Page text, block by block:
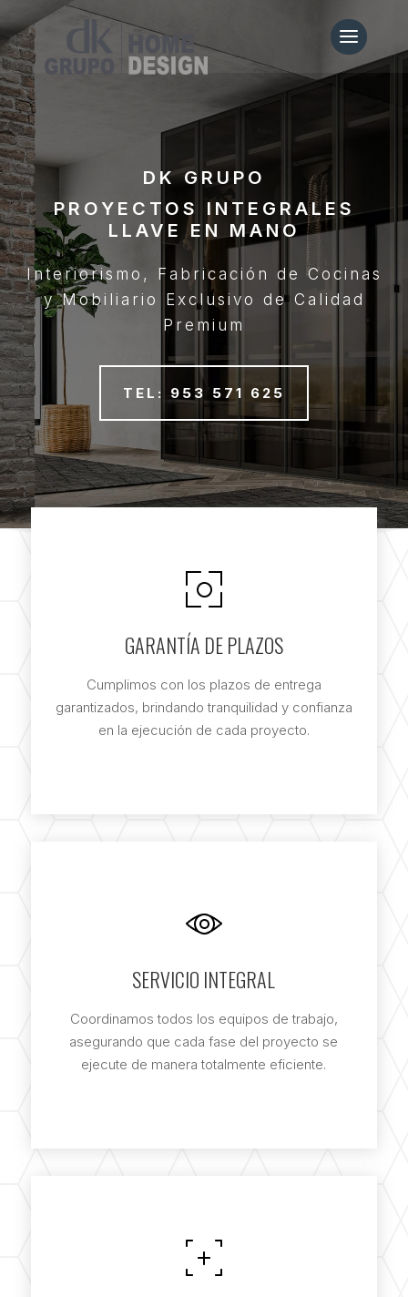
DK GRUPO
PROYECTOS INTEGRALES
LLAVE EN MANO
Interiorismo, Fabricación de Cocinas
y Mobiliario Exclusivo de Calidad
Premium
TEL: 953 571 625
GARANTÍA DE PLAZOS
Cumplimos con los plazos de entrega
garantizados, brindando tranquilidad y confianza
en la ejecución de cada proyecto.
SERVICIO INTEGRAL
Coordinamos todos los equipos de trabajo,
asegurando que cada fase del proyecto se
ejecute de manera totalmente eficiente.